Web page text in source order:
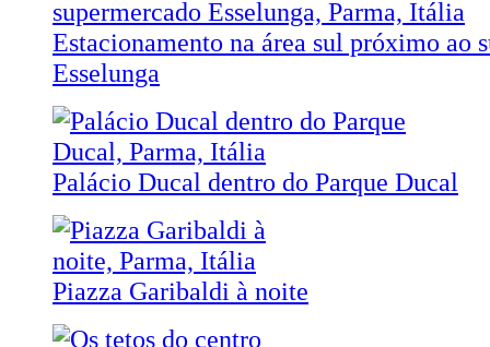
Estacionamento na área sul próximo ao
Esselunga
Palácio Ducal dentro do Parque Ducal
Piazza Garibaldi à noite